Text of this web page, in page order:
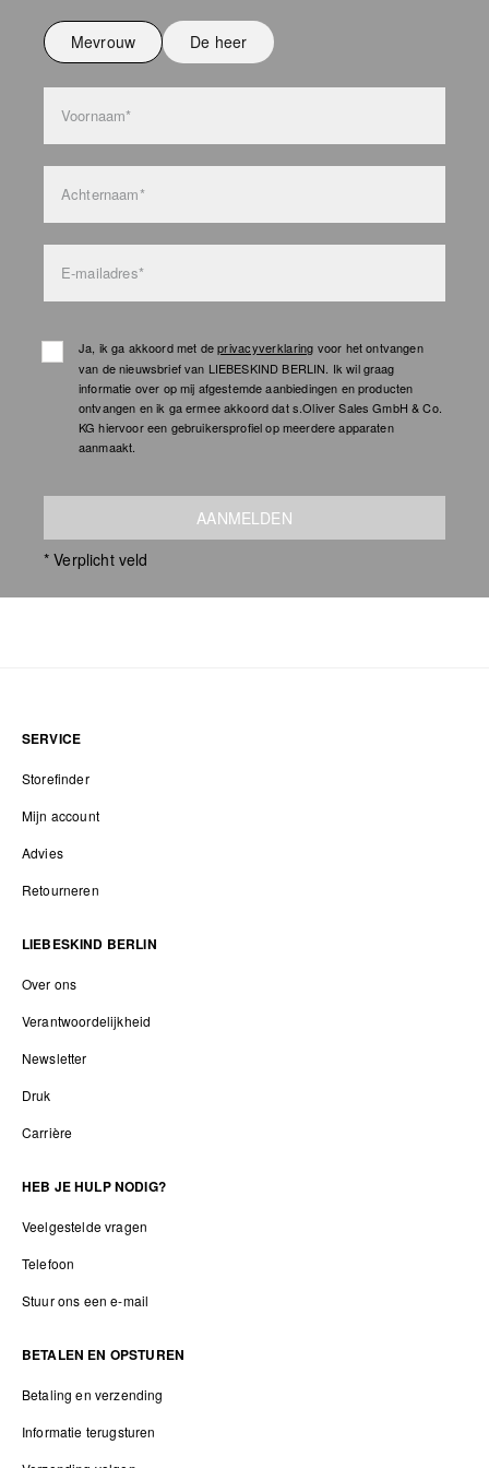
Mevrouw De heer
Voornaam*
Achternaam*
E-mailadres*
Ja, ik ga akkoord met deprivacyverklaring voor het ontvangen
van de nieuwsbrief van LIEBESKIND BERLIN. Ik wil graag
informatie over op mij afgestemde aanbiedingen en producten
ontvangen en ik ga ermee akkoord dat s.Oliver Sales GmbH & Co.
KG hiervoor een gebruikersprofiel op meerdere apparaten
aanmaakt.
AANMELDEN
* Verplicht veld
SERVICE
Storefinder
Mijn account
Advies
Retourneren
LIEBESKIND BERLIN
Over ons
Verantwoordelijkheid
Newsletter
Druk
Carrière
HEB JE HULP NODIG?
Veelgestelde vragen
Telefoon
Stuur ons een e-mail
BETALEN EN OPSTUREN
Betaling en verzending
Informatie terugsturen